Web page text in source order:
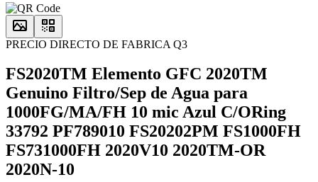
PRECIO DIRECTO DE FABRICA Q3
FS2020TM Elemento GFC 2020TM
Genuino Filtro/Sep de Agua para
1000FG/MA/FH 10 mic Azul C/ORing
33792 PF789010 FS20202PM FS1000FH
FS731000FH 2020V10 2020TM-OR
2020N-10